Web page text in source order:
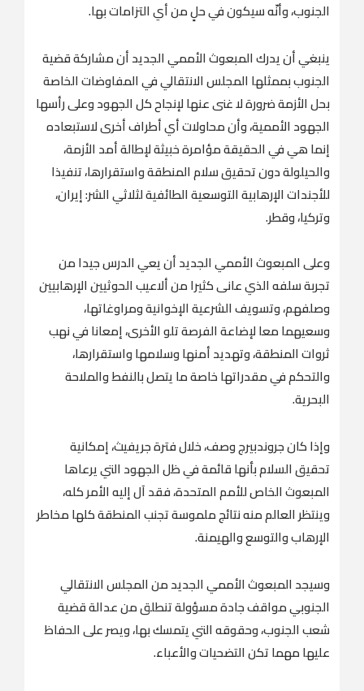
الجنوب، وأنّه سيكون في حلٍ من أي التزامات بها.
ينبغي أن يدرك المبعوث الأممي الجديد أن مشاركة قضية
الجنوب بممثلها المجلس الانتقالي في المفاوضات الخاصة
بحل الأزمة ضرورة لا غنى عنها لإنجاح كل الجهود وعلى رأسها
الجهود الأممية، وأن محاولات أي أطراف أخرى لاستبعاده
إنما هي في الحقيقة مؤامرة خبيثة لإطالة أمد الأزمة،
والحيلولة دون تحقيق سلام المنطقة واستقرارها، تنفيذا
للأجندات الإرهابية التوسعية الطائفية لثلاثي الشر: إيران،
وتركيا، وقطر.
وعلى المبعوث الأممي الجديد أن يعي الدرس جيدا من
تجربة سلفه الذي عانى كثيرا من ألاعيب الحوثيين الإرهابيين
وصلفهم، وتسويف الشرعية الإخوانية ومراوغاتها،
وسعيهما معا لإضاعة الفرصة تلو الأخرى، إمعانا في نهب
ثروات المنطقة، وتهديد أمنها وسلامها واستقرارها،
والتحكم في مقدراتها خاصة ما يتصل بالنفط والملاحة
البحرية.
وإذا كان جروندبيرج وصف، خلال فترة جريفيث، إمكانية
تحقيق السلام بأنها قائمة في ظل الجهود التي يرعاها
المبعوث الخاص للأمم المتحدة، فقد آل إليه الأمر كله،
وينتظر العالم منه نتائج ملموسة تجنب المنطقة كلها مخاطر
الإرهاب والتوسع والهيمنة.
وسيجد المبعوث الأممي الجديد من المجلس الانتقالي
الجنوبي مواقف جادة مسؤولة تنطلق من عدالة قضية
شعب الجنوب، وحقوقه التي يتمسك بها، ويصر على الحفاظ
عليها مهما تكن التضحيات والأعباء.